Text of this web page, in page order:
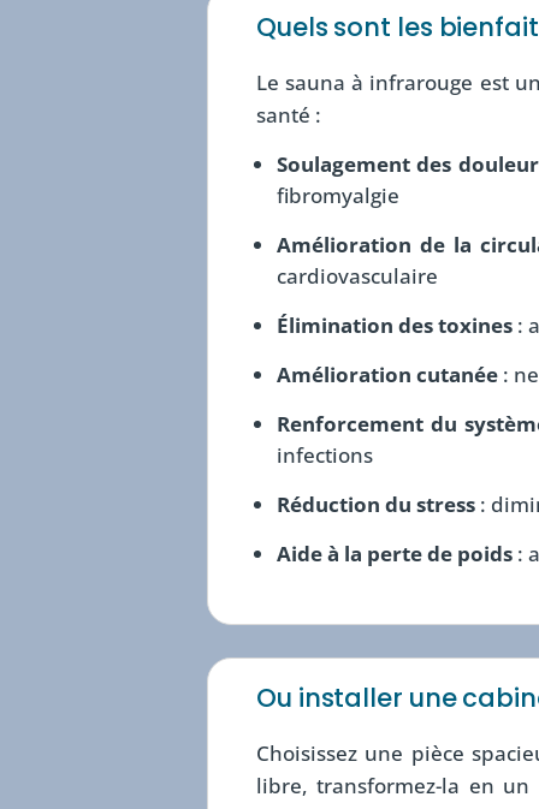
Quels sont les
Le sauna à infrarouge est
santé :
Soulagement des
fibromyalgie
Amélioration de la
cardiovasculaire
Élimination des toxines :
Amélioration cutanée :
Renforcement du
infections
Réduction du stress :
Aide à la perte de poids :
Ou installer une
Choisissez une pièce
libre, transformez-la en